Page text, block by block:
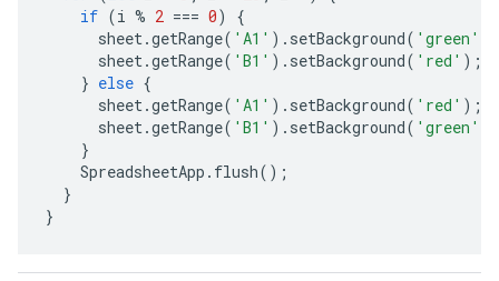
if (i % 2 === 0)
{
sheet.getRange( 'A1' ). setBackground( 'green'
sheet.getRange( 'B1' ). setBackground( 'red' );
} else {
sheet.getRange( 'A1' ). setBackground( 'red' );
sheet.getRange( 'B1' ). setBackground( 'green'
}
SpreadsheetApp . flush();
}
}